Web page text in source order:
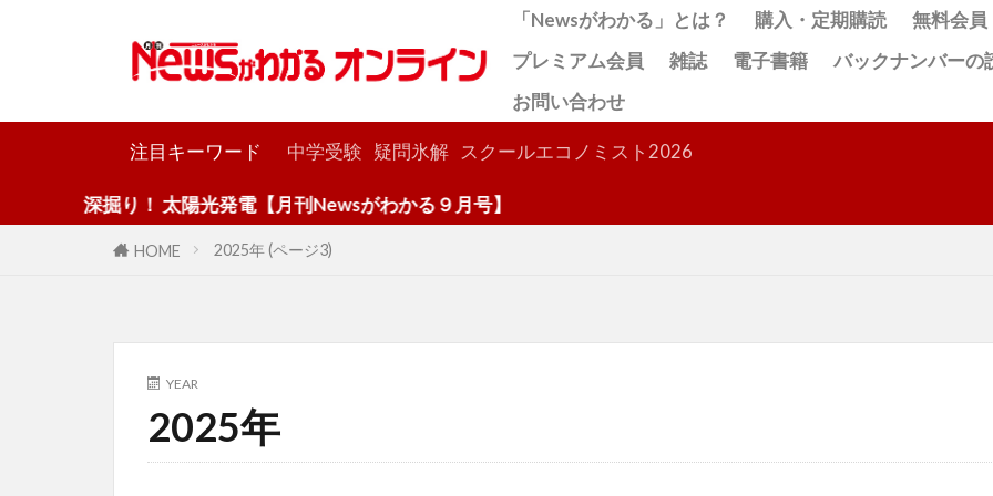
「Newsがわかる」とは？ 購入・定期購読
無料会員
プレミアム会員
雑誌 電子書籍
バックナンバーの
お問い合わせ
注目キーワード 中学受験 疑問氷解 スクールエコノミスト2026
掘り！ 太陽光発電【月刊Newsがわかる９月号】
HOME 2025年 (ページ3)
YEAR
2025年
検索